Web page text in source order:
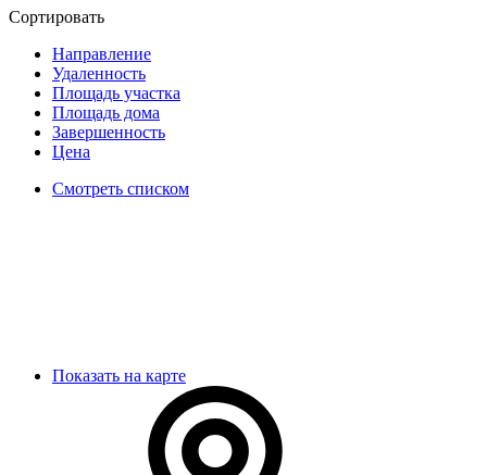
Сортировать
Направление
Удаленность
Площадь участка
Площадь дома
Завершенность
Цена
Смотреть списком
Показать на карте